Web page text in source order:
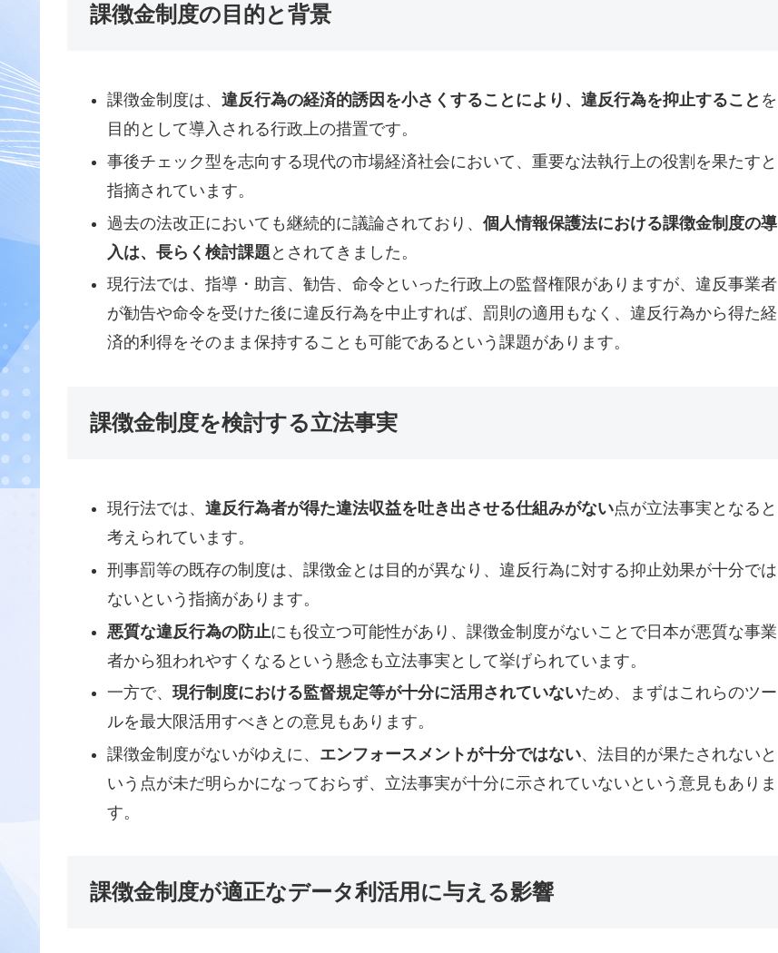
課徴金制度の目的と背景
課徴金制度は、 違反行為の経済的誘因を小さくすることにより、違反行為を抑止すること を
目的として導入される行政上の措置です。
事後チェック型を志向する現代の市場経済社会において、重要な法執行上の役割を果たすと
指摘されています。
過去の法改正においても継続的に議論されており、 個人情報保護法における課徴金制度の導
入は、長らく検討課題 とされてきました。
現行法では、指導・助言、勧告、命令といった行政上の監督権限がありますが、違反事業者
が勧告や命令を受けた後に違反行為を中止すれば、罰則の適用もなく、違反行為から得た経
済的利得をそのまま保持することも可能であるという課題があります。
課徴金制度を検討する立法事実
現行法では、 違反行為者が得た違法収益を吐き出させる仕組みがない点が立法事実となると
考えられています。
刑事罰等の既存の制度は、課徴金とは目的が異なり、違反行為に対する抑止効果が十分では
ないという指摘があります。
悪質な違反行為の防止にも役立つ可能性があり、課徴金制度がないことで日本が悪質な事業
者から狙われやすくなるという懸念も立法事実として挙げられています。
一方で、 現行制度における監督規定等が十分に活用されていないため、まずはこれらのツー
ルを最大限活用すべきとの意見もあります。
課徴金制度がないがゆえに、 エンフォースメントが十分ではない、法目的が果たされないと
いう点が未だ明らかになっておらず、立法事実が十分に示されていないという意見もありま
す。
課徴金制度が適正なデータ利活用に与える影響